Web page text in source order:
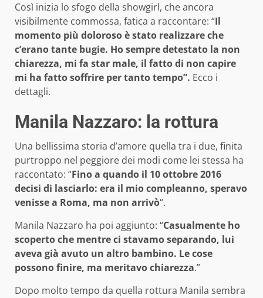
Così inizia lo sfogo della showgirl, che ancora
visibilmente commossa, fatica a raccontare: “Il
momento più doloroso è stato realizzare che
c’erano tante bugie. Ho sempre detestato la non
chiarezza, mi fa star male, il fatto di non capire
mi ha fatto soffrire per tanto tempo”. Ecco i
dettagli.
Manila Nazzaro: la rottura
Una bellissima storia d’amore quella tra i due, finita
purtroppo nel peggiore dei modi come lei stessa ha
raccontato: “Fino a quando il 10 ottobre 2016
decisi di lasciarlo: era il mio compleanno, speravo
venisse a Roma, ma non arrivò“.
Manila Nazzaro ha poi aggiunto: “Casualmente ho
scoperto che mentre ci stavamo separando, lui
aveva già avuto un altro bambino. Le cose
possono finire, ma meritavo chiarezza.”
Dopo molto tempo da quella rottura Manila sembra